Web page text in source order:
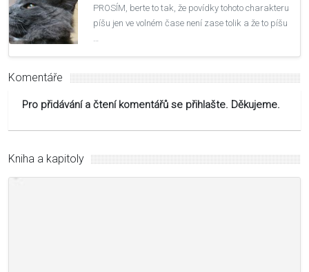
PROSÍM, berte to tak, že povídky tohoto charakteru
píšu jen ve volném čase není zase tolik a že to píšu
…
Komentáře
Pro přidávání a čtení komentářů se přihlašte. Děkujeme.
Kniha a kapitoly